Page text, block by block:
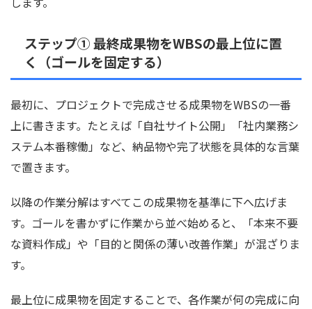
ステップ① 最終成果物をWBSの最上位に置
く（ゴールを固定する）
最初に、プロジェクトで完成させる成果物をWBSの一番
上に書きます。たとえば「自社サイト公開」「社内業務シ
ステム本番稼働」など、納品物や完了状態を具体的な言葉
で置きます。
以降の作業分解はすべてこの成果物を基準に下へ広げま
す。ゴールを書かずに作業から並べ始めると、「本来不要
な資料作成」や「目的と関係の薄い改善作業」が混ざりま
す。
最上位に成果物を固定することで、各作業が何の完成に向